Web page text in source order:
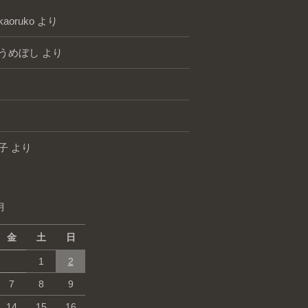
より
うめぼし より
より
金 土 日
1 2
7 8 9